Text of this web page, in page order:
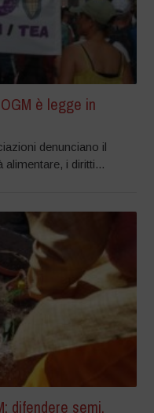
è legge in
denunciano il
i diritti...
difendere semi,